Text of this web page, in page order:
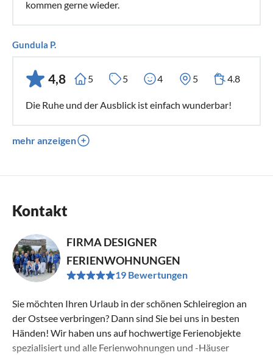
kommen gerne wieder.
Gundula P.
4,8 5 5 4 5 4.8
Die Ruhe und der Ausblick ist einfach wunderbar!
mehr anzeigen
Kontakt
FIRMA DESIGNER
FERIENWOHNUNGEN
19 Bewertungen
Sie möchten Ihren Urlaub in der schönen Schleiregion an
der Ostsee verbringen? Dann sind Sie bei uns in besten
Händen! Wir haben uns auf hochwertige Ferienobjekte
spezialisiert und alle Ferienwohnungen und -Häuser